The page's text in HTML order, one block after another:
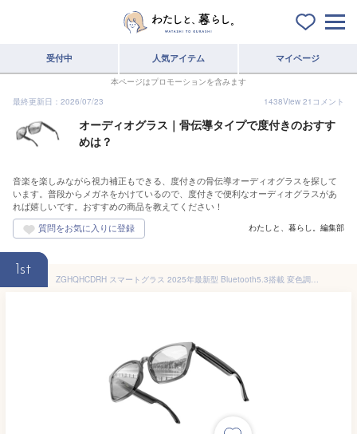
受付中 人気アイテム マイページ
本ページはプロモーションを含みます
最終更新日：2026/07/23
1438View 21 コメント
オーディオグラス｜骨伝導タイプで度付きのおすす
めは？
音楽を楽しみながら視力補正もできる、度付きの骨伝導オーディオグラスを探して
います。普段からメガネをかけているので、度付きで便利なオーディオグラスがあ
れば嬉しいです。おすすめの商品を教えてください！
わたしと、暮らし。編集部
1st
ZGHQHCDRH スマートグラス 2025年最新型 Bluetooth5.3搭載 変色調光レンズ AIリアルタイム翻訳 骨伝導オーディオ UV400/ブルーライトカット対応 音楽・通話可能 多機能 父の日プレゼント (F)